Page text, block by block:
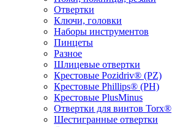
Отвертки
Ключи, головки
Наборы инструментов
Пинцеты
Разное
Шлицевые отвертки
Крестовые Pozidriv® (PZ)
Крестовые Phillips® (PH)
Крестовые PlusMinus
Отвертки для винтов Torx®
Шестигранные отвертки